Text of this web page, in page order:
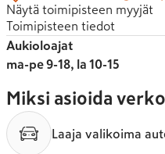
Näytä toimipisteen myyjät
Toimipisteen tiedot
Aukioloajat
ma-pe 9-18, la 10-15
Miksi asioida
Laaja valikoima